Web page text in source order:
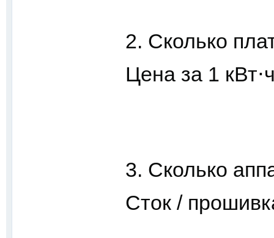
2. Сколько
Цена за 1
3. Сколько
Сток /